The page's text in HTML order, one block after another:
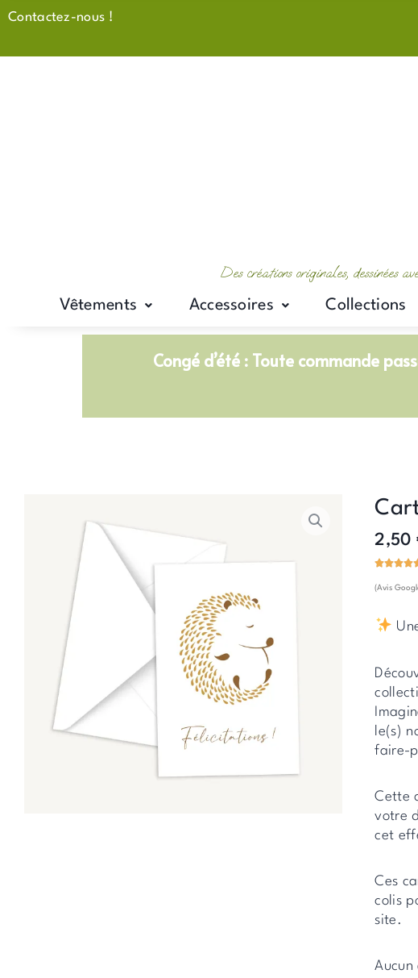
Aller
Contactez-nous !
Des créations originales, dessinées
Vêtements Accessoires Collections
Congé d’été : Toute commande
2,50
(Avis
le(s)
faire-
Cette
votre
cet
Ces
colis
site.
Aucun